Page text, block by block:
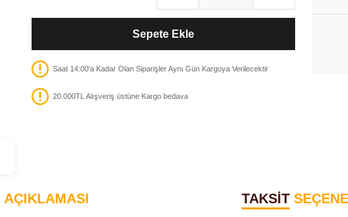
Sepete Ekle
Saat 14:00'a Kadar Olan Siparişler Aynı Gün Kargoya Verilecektir
20.000TL Alışveriş üstüne Kargo bedava
AÇIKLAMASI TAKSİT